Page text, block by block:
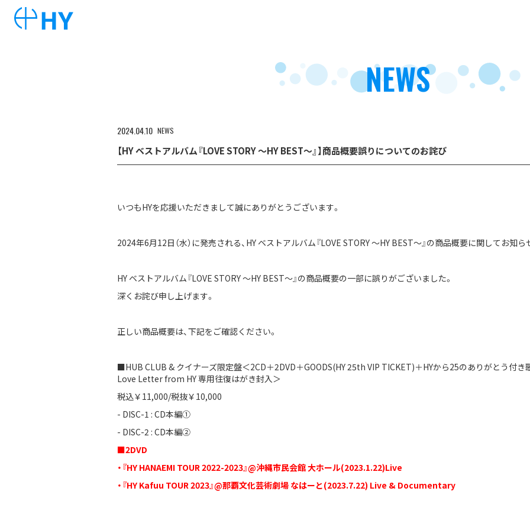
NEWS
20240410 NEWS
【HY ベストアルバム『LOVE STORY ～HY BEST～』】商品概要誤りについてのお詫び
いつもHYを応援いただきまして誠にありがとうございます。
2024年6月12日（水）に発売される、HY ベストアルバム『LOVE STORY ～HY BEST～』の商品概要に関してお知
HY ベストアルバム『LOVE STORY ～HY BEST～』の商品概要の一部に誤りがございました。
深くお詫び申し上げます。
正しい商品概要は、下記をご確認ください。
■HUB CLUB & クイナーズ限定盤＜2CD＋2DVD＋GOODS(HY 25th VIP TICKET)＋HYから25のありがとう付き
Love Letter from HY 専用往復はがき封入＞
税込￥11,000/税抜￥10,000
- DISC-1 : CD本編①
- DISC-2 : CD本編②
■2DVD
・『HY HANAEMI TOUR 2022-2023』@沖縄市民会館 大ホール(2023.1.22)Live
・『HY Kafuu TOUR 2023』@那覇文化芸術劇場 なはーと(2023.7.22) Live & Documentary